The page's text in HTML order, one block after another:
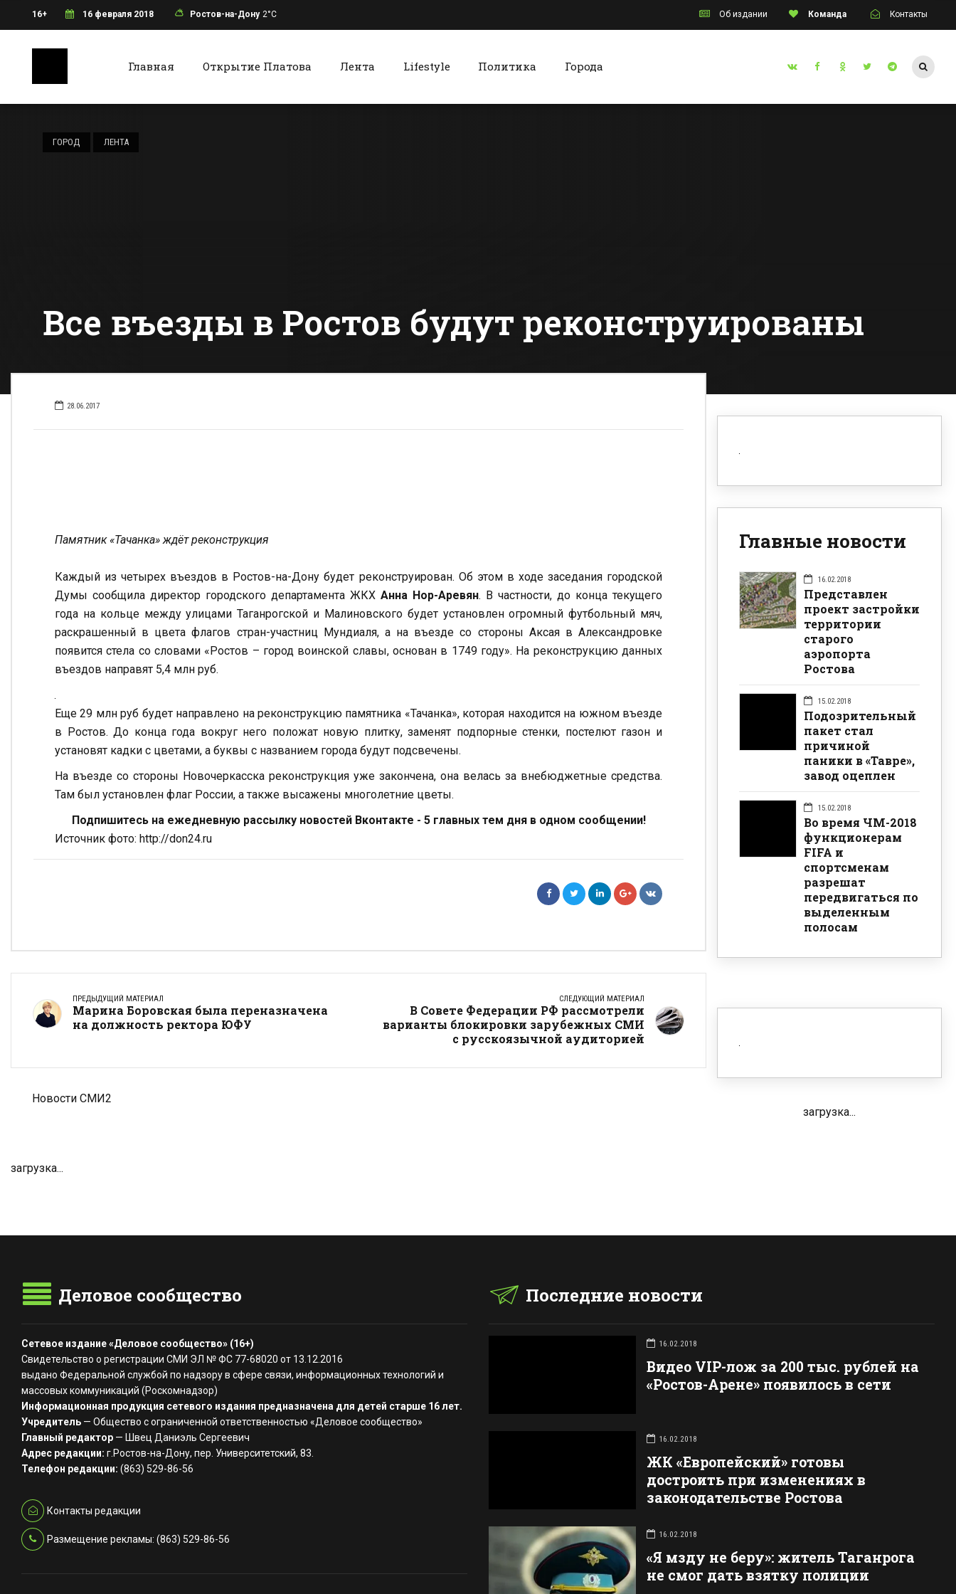
16+ 16 февраля 2018 Ростов-на-Дону 2°C Об издании Команда Контакты
Главная Открытие Платова Лента Lifestyle Политика Города
ГОРОД ЛЕНТА
Все въезды в Ростов будут реконструированы
28.06.2017
Памятник «Тачанка» ждёт реконструкция
Каждый из четырех въездов в Ростов-на-Дону будет реконструирован. Об этом в ходе заседания городской
Думы сообщила директор городского департамента ЖКХ Анна Нор-Аревян. В частности, до конца текущего
года на кольце между улицами Таганрогской и Малиновского будет установлен огромный футбольный мяч,
раскрашенный в цвета флагов стран-участниц Мундиаля, а на въезде со стороны Аксая в Александровке
появится стела со словами «Ростов – город воинской славы, основан в 1749 году». На реконструкцию данных
въездов направят 5,4 млн руб.
Еще 29 млн руб будет направлено на реконструкцию памятника «Тачанка», которая находится на южном въезде
в Ростов. До конца года вокруг него положат новую плитку, заменят подпорные стенки, постелют газон и
установят кадки с цветами, а буквы с названием города будут подсвечены.
На въезде со стороны Новочеркасска реконструкция уже закончена, она велась за внебюджетные средства.
Там был установлен флаг России, а также высажены многолетние цветы.
Подпишитесь на ежедневную рассылку новостей Вконтакте - 5 главных тем дня в одном сообщении!
Источник фото: http://don24.ru
ПРЕДЫДУЩИЙ МАТЕРИАЛ
Марина Боровская была переназначена
на должность ректора ЮФУ
СЛЕДУЮЩИЙ МАТЕРИАЛ
В Совете Федерации РФ рассмотрели
варианты блокировки зарубежных СМИ
с русскоязычной аудиторией
Новости СМИ2
загрузка...
Главные новости
16.02.2018
Представлен
проект застройки
территории
старого
аэропорта
Ростова
15.02.2018
Подозрительный
пакет стал
причиной
паники в «Тавре»,
завод оцеплен
15.02.2018
Во время ЧМ-2018
функционерам
FIFA и
спортсменам
разрешат
передвигаться по
выделенным
полосам
загрузка...
Деловое сообщество
Сетевое издание «Деловое сообщество» (16+)
Свидетельство о регистрации СМИ ЭЛ № ФС 77-68020 от 13.12.2016
выдано Федеральной службой по надзору в сфере связи, информационных технологий и
массовых коммуникаций (Роскомнадзор)
Информационная продукция сетевого издания предназначена для детей старше 16 лет.
Учредитель — Общество с ограниченной ответственностью «Деловое сообщество»
Главный редактор — Швец Даниэль Сергеевич
Адрес редакции: г.Ростов-на-Дону, пер. Университетский, 83.
Телефон редакции: (863) 529-86-56
Контакты редакции
Размещение рекламы: (863) 529-86-56
Последние новости
16.02.2018
Видео VIP-лож за 200 тыс. рублей на
«Ростов-Арене» появилось в сети
16.02.2018
ЖК «Европейский» готовы
достроить при изменениях в
законодательстве Ростова
16.02.2018
«Я мзду не беру»: житель Таганрога
не смог дать взятку полиции